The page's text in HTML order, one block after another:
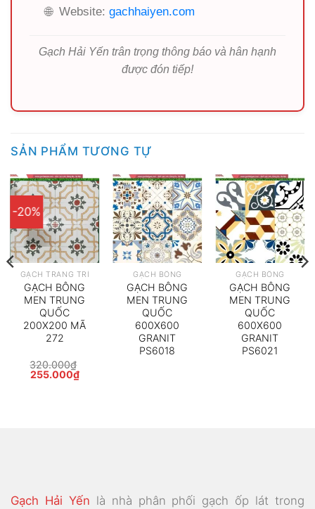
🌐 Website: gachhaiyen.com
Gạch Hải Yến trân trọng thông báo và hân hạnh
được đón tiếp!
SẢN PHẨM TƯƠNG TỰ
-20%
GẠCH TRANG TRÍ
GẠCH BÔNG
MEN TRUNG
QUỐC
200X200 MÃ
272
320.000₫
Giá
255.000₫Giá
hiện
GẠCH BÔNG
GẠCH BÔNG
MEN TRUNG
QUỐC
600X600
GRANIT
PS6018
GẠCH BÔNG
GẠCH BÔNG
MEN TRUNG
QUỐC
600X600
GRANIT
PS6021
Gạch Hải Yến là nhà phân phối gạch ốp lát trong